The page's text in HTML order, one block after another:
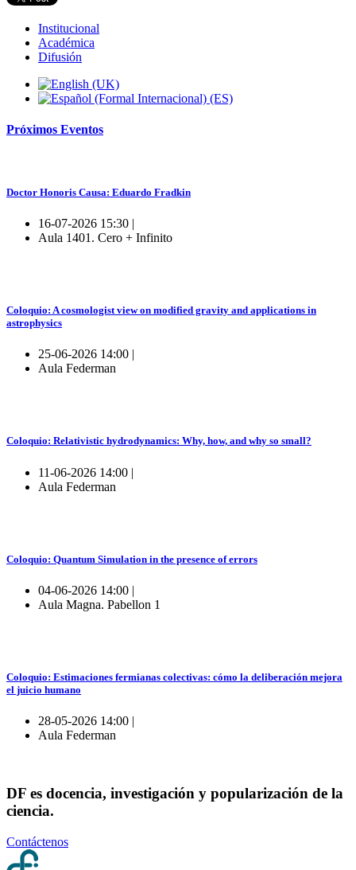
Institucional
Académica
Difusión
Próximos Eventos
Doctor Honoris Causa: Eduardo Fradkin
16-07-2026 15:30 |
Aula 1401. Cero + Infinito
Coloquio: A cosmologist view on modified gravity and applications in
astrophysics
25-06-2026 14:00 |
Aula Federman
Coloquio: Relativistic hydrodynamics: Why, how, and why so small?
11-06-2026 14:00 |
Aula Federman
Coloquio: Quantum Simulation in the presence of errors
04-06-2026 14:00 |
Aula Magna. Pabellon 1
Coloquio: Estimaciones fermianas colectivas: cómo la deliberación mejora
el juicio humano
28-05-2026 14:00 |
Aula Federman
DF es docencia, investigación y popularización de la
ciencia.
Contáctenos